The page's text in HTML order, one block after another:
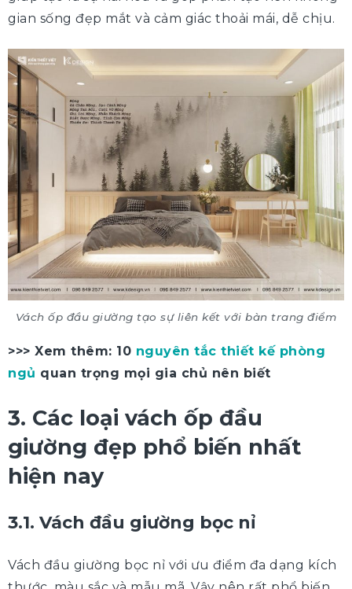
gian sống đẹp mắt và cảm giác thoải mái, dễ chịu.
Vách ốp đầu giường tạo sự liên kết với bàn trang điểm
>>> Xem thêm: 10 nguyên tắc thiết kế phòng
ngủ quan trọng mọi gia chủ nên biết
3. Các loại vách ốp đầu
giường đẹp phổ biến nhất
hiện nay
3.1. Vách đầu giường bọc nỉ
Vách đầu giường bọc nỉ với ưu điểm đa dạng kích